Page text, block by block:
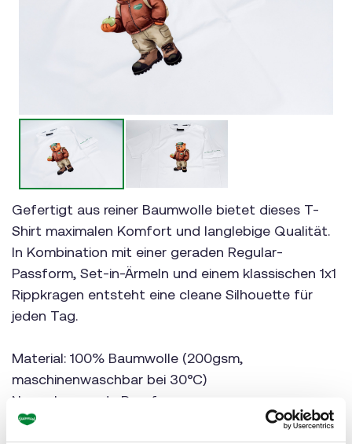
Gefertigt aus reiner Baumwolle bietet dieses T-
Shirt maximalen Komfort und langlebige Qualität.
In Kombination mit einer geraden Regular-
Passform, Set-in-Ärmeln und einem klassischen 1x1
Rippkragen entsteht eine cleane Silhouette für
jeden Tag.
Material: 100% Baumwolle (200gsm,
maschinenwaschbar bei 30°C)
Normale, gerade Passform
Unisex-Schnitt